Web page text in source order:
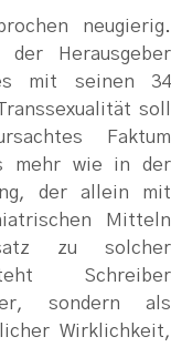
neugierig.
Herausgeber
mit seinen 34
soll
Faktum
mehr wie in der
der allein mit
Mitteln
zu solcher
Schreiber
sondern als
Wirklichkeit,